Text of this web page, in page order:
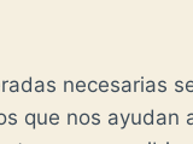
necesarias
que nos